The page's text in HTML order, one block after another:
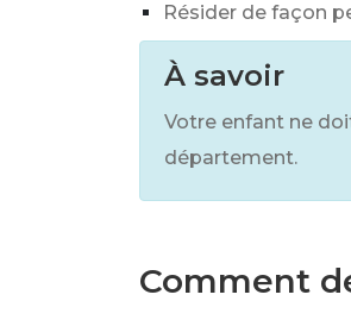
Résider de façon
À savoir
Votre enfant ne
département.
Comment